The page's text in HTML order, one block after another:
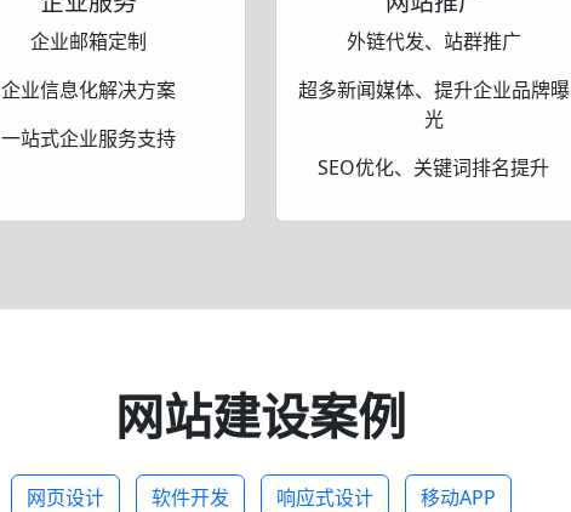
企业邮箱定制
企业信息化解决方案
一站式企业服务支持
外链代发、站群推广
超多新闻媒体、提升企业品牌曝
光
SEO优化、关键词排名提升
网站建设案例
网页设计 软件开发 响应式设计 移动APP